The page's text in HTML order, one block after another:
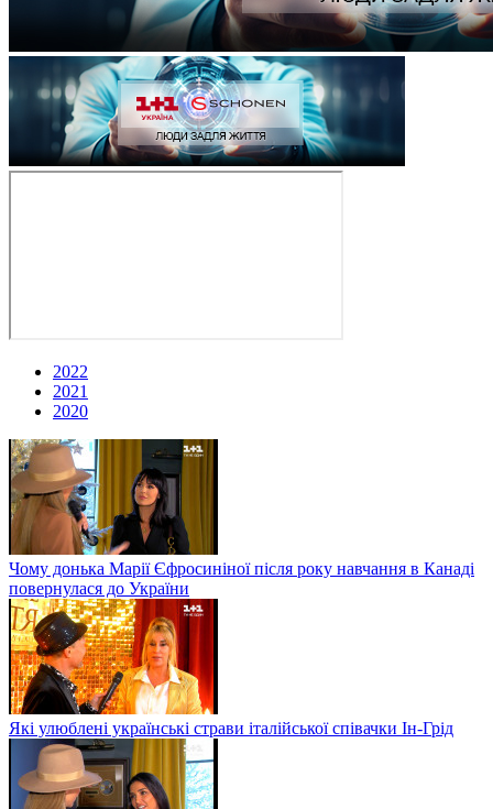
2022
2021
2020
Чому донька Марії Єфросиніної після року навчання в Канаді
повернулася до України
Які улюблені українські страви італійської співачки Ін-Грід